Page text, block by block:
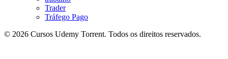
Trader
Tráfego Pago
© 2026 Cursos Udemy Torrent. Todos os direitos reservados.